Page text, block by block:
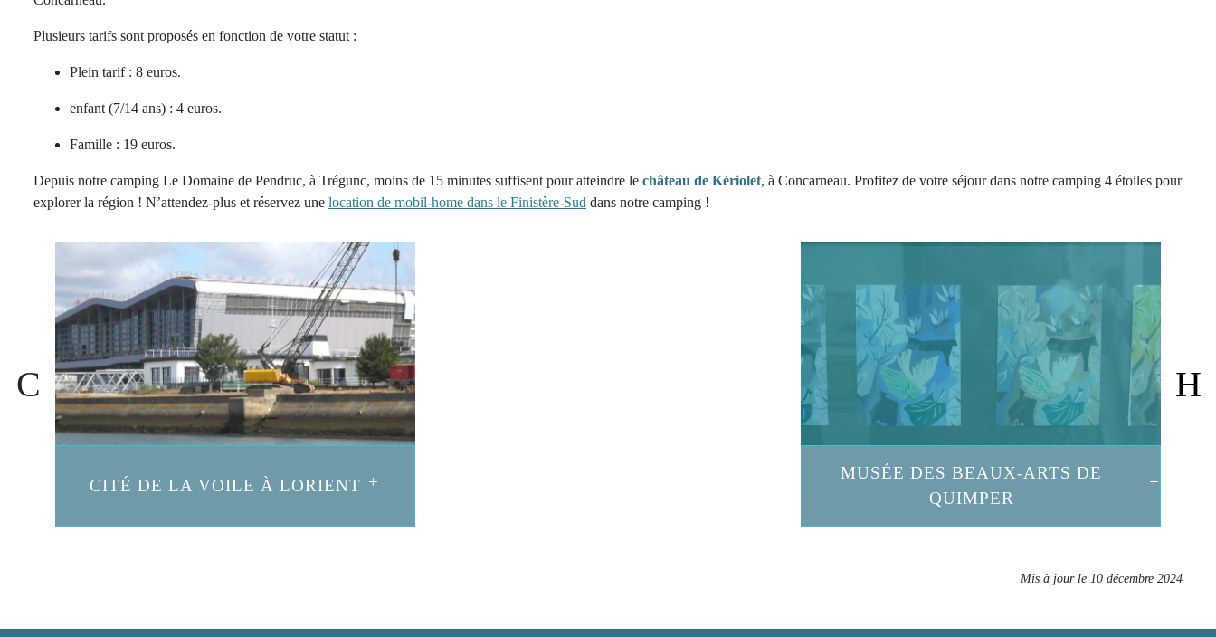
Plusieurs tarifs sont proposés en fonction de votre statut :
Plein tarif : 8 euros.
enfant (7/14 ans) : 4 euros.
Famille : 19 euros.
Depuis notre camping Le Domaine de Pendruc, à Trégunc, moins de 15 minutes suffisent pour atteindre le château de Kériolet, à Concarneau. Profitez de votre séjour dans notre camping 4 étoiles pour
explorer la région ! N’attendez-plus et réservez une location de mobil-home dans le Finistère-Sud dans notre camping !
CITÉ DE LA VOILE À LORIENT
MUSÉE DES BEAUX-ARTS DE
QUIMPER
Mis à jour le 10 décembre 2024